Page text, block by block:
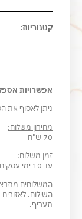
קטגוריות:
אפשרויות
ניתן לאסוף את
מחירון משלוח:
70 ש"ח
זמן משלוח:
עד 10 ימי עסקים.
המשלוחים
השילוח.
תעריף.